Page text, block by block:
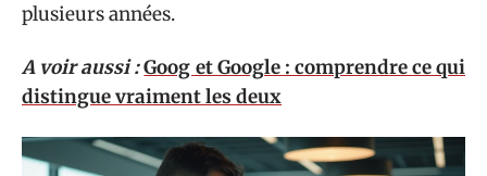
plusieurs années.
A voir aussi :Goog et Google : comprendre ce qui
distingue vraiment les deux